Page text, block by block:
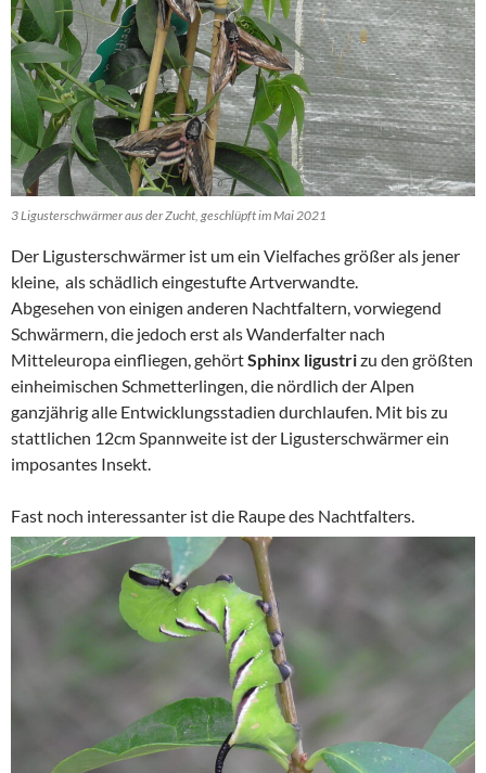
3 Ligusterschwärmer aus der Zucht, geschlüpft im Mai 2021
Der Ligusterschwärmer ist um ein Vielfaches größer als jener
kleine, als schädlich eingestufte Artverwandte.
Abgesehen von einigen anderen Nachtfaltern, vorwiegend
Schwärmern, die jedoch erst als Wanderfalter nach
Mitteleuropa einfliegen, gehörtSphinx ligustrizu den größten
einheimischen Schmetterlingen, die nördlich der Alpen
ganzjährig alle Entwicklungsstadien durchlaufen. Mit bis zu
stattlichen 12cm Spannweite ist der Ligusterschwärmer ein
imposantes Insekt.
Fast noch interessanter ist die Raupe des Nachtfalters.